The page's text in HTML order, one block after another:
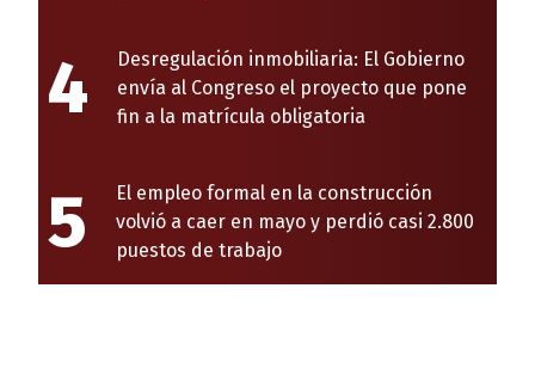
4
Desregulación inmobiliaria: El Gobierno
envía al Congreso el proyecto que pone
fin a la matrícula obligatoria
5
El empleo formal en la construcción
volvió a caer en mayo y perdió casi 2.800
puestos de trabajo